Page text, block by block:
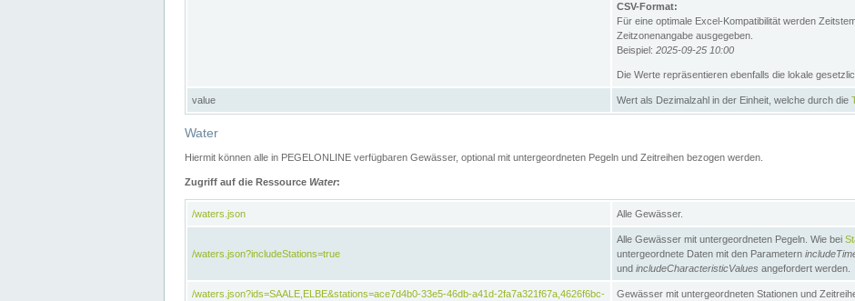
CSV-Format:
Für eine optimale Excel-Kompatibilität werden
Zeitzonenangabe ausgegeben.
Beispiel: 2025-09-25 10:00
Die Werte repräsentieren ebenfalls die lokale
value Wert als Dezimalzahl in der Einheit, welche durch die
Water
Hiermit können alle in PEGELONLINE verfügbaren Gewässer, optional mit untergeordneten Pegeln und Zeitreihen bezogen werden.
Zugriff auf die Ressource Water:
/waters.json Alle Gewässer.
/waters.json?includeStations=true
Alle Gewässer mit untergeordneten Pegeln. Wie bei
untergeordnete Daten mit den Parametern
und includeCharacteristicValues angefordert werden.
/waters.json?ids=SAALE,ELBE&stations=ace7d4b0-33e5-46db-a41d-2fa7a321f67a,4626f6bc-
Gewässer mit untergeordneten Stationen und